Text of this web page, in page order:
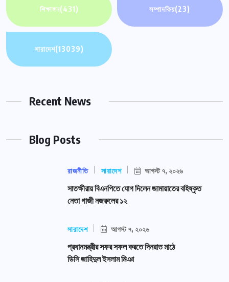
শিক্ষাঙ্গন(431) সম্পাদকিয়(23)
সারাদেশ(13039)
Recent News
Blog Posts
রাজনীতি সারাদেশ আগস্ট ৭, ২০২৬
সাতক্ষীরায় বিএনপিতে যোগ দিলেন জামায়াতের বহিষ্কৃত
নেতা গাজী নজরুলের ১২
সারাদেশ আগস্ট ৭, ২০২৬
প্রধানমন্ত্রীর সফর সফল করতে দিনরাত মাঠে
ডিসি জাহিদুল ইসলাম মিঞা